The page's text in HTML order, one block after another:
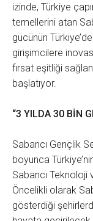
izinde, Türkiye
temellerini atan
gücünün
girişimcilere
fırsat eşitliği
başlatıyor.
“3 YILDA 30 BİN
Sabancı Gençlik
boyunca
Sabancı Teknoloji
Öncelikli olarak
gösterdiği